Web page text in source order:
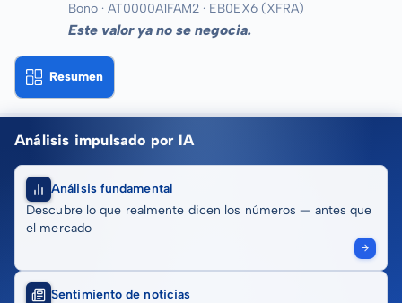
Bono · AT0000A1FAM2 · EB0EX6 (XFRA)
Este valor ya no se negocia.
Resumen
Análisis impulsado por IA
Análisis fundamental
Descubre lo que realmente dicen los números — antes que
el mercado
Sentimiento de noticias